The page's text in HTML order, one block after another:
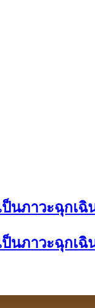
นภาวะฉุกเ
นภาวะฉุกเ